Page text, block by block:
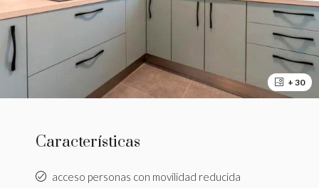
+ 30
Características
acceso personas con movilidad reducida